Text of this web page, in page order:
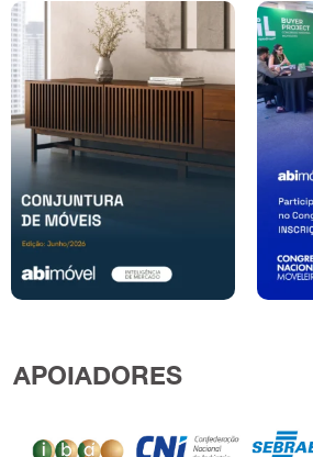
APOIADORES